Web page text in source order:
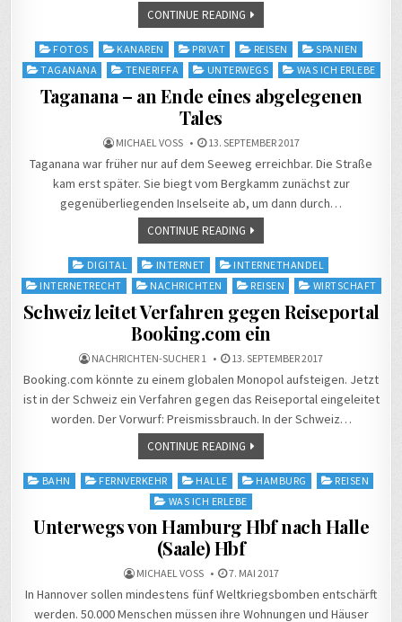
CONTINUE READING
Posted
in
FOTOS KANAREN PRIVAT REISEN
SPANIEN
TAGANANA
TENERIFFA UNTERWEGS WAS ICH ERLEBE
Taganana – an Ende eines abgelegenen
Tales
MICHAEL VOSS 13. SEPTEMBER 2017
Taganana war früher nur auf dem Seeweg erreichbar. Die Straße
kam erst später. Sie biegt vom Bergkamm zunächst zur
gegenüberliegenden Inselseite ab, um dann durch…
CONTINUE READING
Posted
in
DIGITAL INTERNET
INTERNETHANDEL
INTERNETRECHT
NACHRICHTEN REISEN WIRTSCHAFT
Schweiz leitet Verfahren gegen Reiseportal
Booking.com ein
NACHRICHTEN-SUCHER 1 13. SEPTEMBER 2017
Booking.com könnte zu einem globalen Monopol aufsteigen. Jetzt
ist in der Schweiz ein Verfahren gegen das Reiseportal eingeleitet
worden. Der Vorwurf: Preismissbrauch. In der Schweiz…
CONTINUE READING
Posted
BAHN FERNVERKEHR HALLE HAMBURG
REISEN
WAS ICH ERLEBE
Unterwegs von Hamburg Hbf nach Halle
(Saale) Hbf
MICHAEL VOSS 7. MAI 2017
In Hannover sollen mindestens fünf Weltkriegsbomben entschärft
werden. 50.000 Menschen müssen ihre Wohnungen und Häuser